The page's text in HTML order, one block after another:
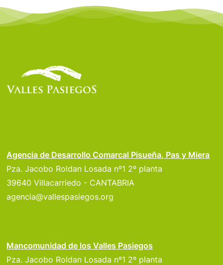
Agencia de Desarrollo Comarcal Pisueña, Pas y Miera
Pza. Jacobo Roldan Losada nº1 2º planta
39640 Villacarriedo - CANTABRIA
agencia@vallespasiegos.org
Mancomunidad de los Valles Pasiegos
Pza. Jacobo Roldan Losada nº1 2º planta